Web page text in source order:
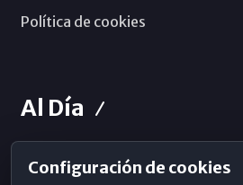
Política de cookies
Al Día
Horarios de Misa
Configuración de cookies